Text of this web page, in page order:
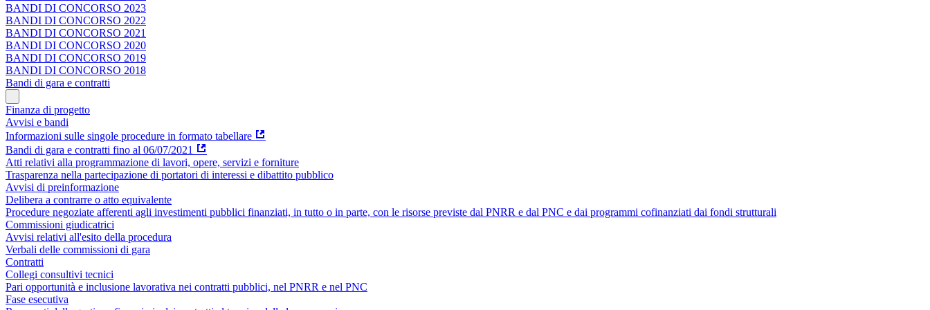
BANDI DI CONCORSO 2023
BANDI DI CONCORSO 2022
BANDI DI CONCORSO 2021
BANDI DI CONCORSO 2020
BANDI DI CONCORSO 2019
BANDI DI CONCORSO 2018
Bandi di gara e contratti
Finanza di progetto
Avvisi e bandi
Informazioni sulle singole procedure in formato tabellare
Bandi di gara e contratti fino al 06/07/2021
Atti relativi alla programmazione di lavori, opere, servizi e forniture
Trasparenza nella partecipazione di portatori di interessi e dibattito pubblico
Avvisi di preinformazione
Delibera a contrarre o atto equivalente
Procedure negoziate afferenti agli investimenti pubblici finanziati, in tutto o in parte, con le risorse previste dal PNRR e dal PNC e dai programmi cofinanziati dai fondi strutturali
Commissioni giudicatrici
Avvisi relativi all'esito della procedura
Verbali delle commissioni di gara
Contratti
Collegi consultivi tecnici
Pari opportunità e inclusione lavorativa nei contratti pubblici, nel PNRR e nel PNC
Fase esecutiva